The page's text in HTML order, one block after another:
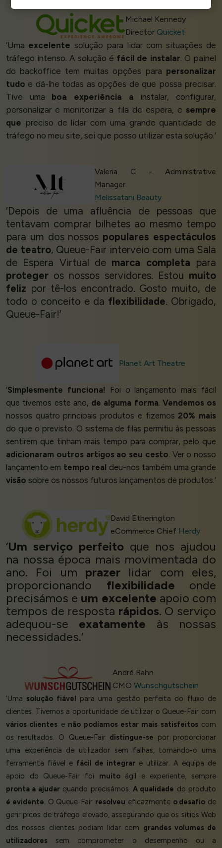
Michael Kennedy
Director Quicket
‘Uma excelente solução para lidar com situações de
tráfego intenso. A solução é fácil de instalar. O painel
do backoffice tem muitas opções para personalizar
tudo e dá-lhe todas as opções de que possa precisar.
Tive uma boa experiência a instalar, configurar,
personalizar e monitorizar a fila de espera, e sempre
que preciso de lidar com uma grande quantidade de
tráfego no meu site, sei que posso utilizar esta solução.’
Valeria C - Administrative
Manager
Melissatani Beauty
‘Depois de uma afluência de pessoas que
tentavam comprar bilhetes ao mesmo tempo
para um dos nossos populares espectáculos
de teatro, Queue-Fair interveio com uma Sala
de Espera Virtual de marca completa para
proteger os nossos servidores. Estou muito
feliz por tê-los encontrado. Gosto muito, de
todo o conceito e da flexibilidade. Obrigado,
Queue-Fair!’
Planet Art Theatre
‘Simplesmente funciona! Foi o lançamento mais fácil
que tivemos este ano, de alguma forma. Vendemos os
nossos quatro principais produtos e fizemos 20% mais
do que o previsto. O sistema de filas permitiu às pessoas
sentirem que tinham mais tempo para comprar, pelo que
adicionaram outros artigos ao seu cesto. Ver o nosso
lançamento em tempo real deu-nos também uma grande
visão sobre os nossos futuros lançamentos de produtos.’
David Etherington
eCommerce Chief Herdy
‘Um serviço perfeito que nos ajudou
na nossa época mais movimentada do
ano. Foi um prazer lidar com eles,
proporcionando flexibilidade onde
precisámos e um excelente apoio com
tempos de resposta rápidos. O serviço
adequou-se exatamente às nossas
necessidades.’
André Rahn
CMO Wunschgutschein
‘Uma solução fiável para uma gestão perfeita do fluxo de
clientes. Tivemos a oportunidade de utilizar o Queue-Fair com
vários clientes e não podíamos estar mais satisfeitoscom
os resultados. O Queue-Fair distingue-se por proporcionar
uma experiência de utilizador sem falhas, tornando-o uma
ferramenta fiável e fácil de integrar e utilizar. A equipa de
apoio do Queue-Fair foi muitoágil e experiente, sempre
pronta a ajudarquando precisámos. A qualidade do produto
é evidente. O Queue-Fair resolveu eficazmente o desafio de
gerir picos de tráfego elevado, assegurando que os sítios Web
dos nossos clientes podiam lidar com grandes volumes de
utilizadores sem comprometer o desempenho ou a